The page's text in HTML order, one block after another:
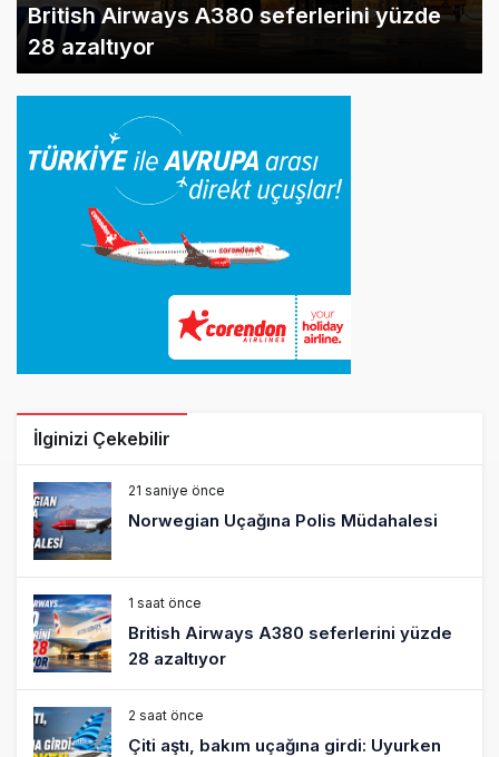
British Airways A380 seferlerini yüzde
28 azaltıyor
İlginizi Çekebilir
21 saniye önce
Norwegian Uçağına Polis Müdahalesi
1 saat önce
British Airways A380 seferlerini yüzde
28 azaltıyor
2 saat önce
Çiti aştı, bakım uçağına girdi: Uyurken